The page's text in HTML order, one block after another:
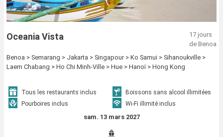
Oceania Vista
17 jours
de Benoa
Benoa > Semarang > Jakarta > Singapour > Ko Samui > Sihanoukville >
Laem Chabang > Ho Chi Minh-Ville > Hue > Hanoï > Hong Kong
Tous les restaurants inclus
Boissons sans alcool illimitées
Pourboires inclus
Wi-Fi illimité inclus
sam. 13 mars 2027